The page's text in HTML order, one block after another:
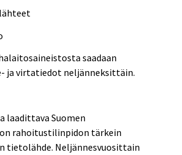
saadaan
ja virtatiedot neljänneksittäin.
laadittava Suomen
rahoitustilinpidon tärkein
tietolähde. Neljännesvuosittain